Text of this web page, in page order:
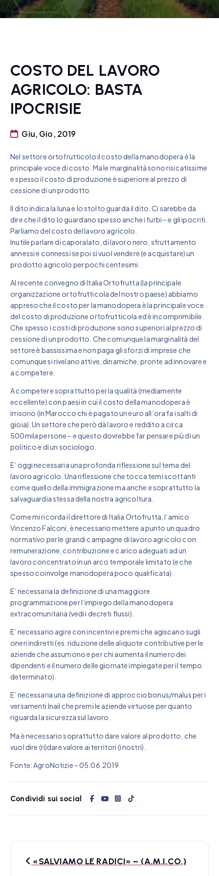
COSTO DEL LAVORO
AGRICOLO: BASTA
IPOCRISIE
Giu, Gio, 2019
Nel settore ortofrutticolo il costo della manodopera è la
principale voce di costo. Ma le marginalità sono risicatissime
e spesso il costo di produzione è superiore al prezzo di
cessione di un prodotto
Il dito indica la luna e lo stolto guarda il dito. Ci sarebbe da
dire che il dito lo guardano spesso anche i furbi – e gli ipocriti.
Parliamo del costo del lavoro agricolo.
Inutile parlare di caporalato, di lavoro nero, sfruttamento
annessi e connessi se poi si vuol vendere (e acquistare) un
prodotto agricolo per pochi centesimi.
Al recente convegno di Italia Ortofrutta (la principale
organizzazione ortofrutticola del nostro paese) abbiamo
appreso che il costo per la manodopera è la principale voce
del costo di produzione ortofrutticola ed è incomprimibile.
Che spesso i costi di produzione sono superiori al prezzo di
cessione di un prodotto. Che comunque la marginalità del
settore è bassissima e non paga gli sforzi di imprese che
comunque si rivelano attive, dinamiche, pronte ad innovare e
a competere.
A competere soprattutto per la qualità (mediamente
eccellente) con paesi in cui il costo della manodopera è
irrisorio (in Marocco chi è pagato un euro all’ora fa i salti di
gioia). Un settore che però dà lavoro e reddito a circa
500mila persone – e questo dovrebbe far pensare più di un
politico e di un sociologo.
E’ oggi necessaria una profonda riflessione sul tema del
lavoro agricolo. Una riflessione che tocca temi scottanti
come quello della immigrazione ma anche e soprattutto la
salvaguardia stessa della nostra agricoltura.
Come mi ricorda il direttore di Italia Ortofrutta, l’amico
Vincenzo Falconi, è necessario mettere a punto un quadro
normativo per le grandi campagne di lavoro agricolo con
remunerazione, contribuzione e carico adeguati ad un
lavoro concentrato in un arco temporale limitato (e che
spesso coinvolge manodopera poco qualificata).
E’ necessaria la definizione di una maggiore
programmazione per l’impiego della manodopera
extracomunitaria (vedi i decreti flussi).
E’ necessario agire con incentivi e premi che agiscano sugli
oneri indiretti (es. riduzione delle aliquote contributive per le
aziende che assumono e per chi aumenta il numero dei
dipendenti e il numero delle giornate impiegate per il tempo
determinato).
E’ necessaria una definizione di approccio bonus/malus per i
versamenti Inail che premi le aziende virtuose per quanto
riguarda la sicurezza sul lavoro.
Ma è necessario soprattutto dare valore al prodotto, che
vuol dire (ri)dare valore ai territori (i nostri).
Fonte: AgroNotizie – 05.06.2019
Condividi sui social
«SALVIAMO LE RADICI» – (A.M.I.CO.)